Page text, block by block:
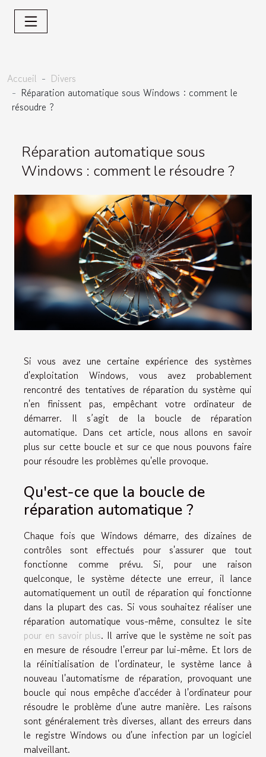
Accueil
Divers
Réparation automatique sous Windows : comment le
résoudre ?
Réparation automatique sous
Windows : comment le résoudre ?
Si vous avez une certaine expérience des systèmes
d'exploitation Windows, vous avez probablement
rencontré des tentatives de réparation du système qui
n'en finissent pas, empêchant votre ordinateur de
démarrer. Il s’agit de la boucle de réparation
automatique. Dans cet article, nous allons en savoir
plus sur cette boucle et sur ce que nous pouvons faire
pour résoudre les problèmes qu'elle provoque.
Qu'est-ce que la boucle de
réparation automatique ?
Chaque fois que Windows démarre, des dizaines de
contrôles sont effectués pour s'assurer que tout
fonctionne comme prévu. Si, pour une raison
quelconque, le système détecte une erreur, il lance
automatiquement un outil de réparation qui fonctionne
dans la plupart des cas. Si vous souhaitez réaliser une
réparation automatique vous-même, consultez le site
pour en savoir plus. Il arrive que le système ne soit pas
en mesure de résoudre l'erreur par lui-même. Et lors de
la réinitialisation de l'ordinateur, le système lance à
nouveau l'automatisme de réparation, provoquant une
boucle qui nous empêche d'accéder à l'ordinateur pour
résoudre le problème d'une autre manière. Les raisons
sont généralement très diverses, allant des erreurs dans
le registre Windows ou d'une infection par un logiciel
malveillant.